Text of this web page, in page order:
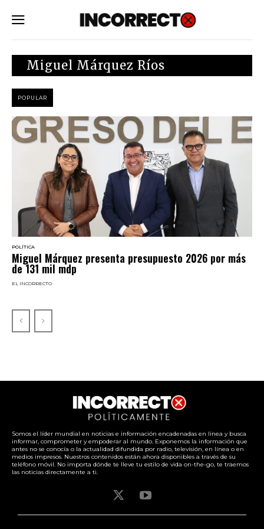
Miguel Márquez Ríos
POPULAR
POLÍTICA
Miguel Márquez presenta presupuesto 2026 por más
de 131 mil mdp
EL INCORRECTO
Somos el líder mundial en noticias e información encadenadas en línea y busca
informar, comprometer y empoderar al mundo. Exponemos la información que
antes no se conocía o la actualidad difundida por radio, televisión, en línea o en
medios impresos. Nuestros contenidos están ahora disponibles a través de su
teléfono móvil. No importa dónde te lleve tu estilo de vida on-the-go, te traemos
las noticias directamente a ti.